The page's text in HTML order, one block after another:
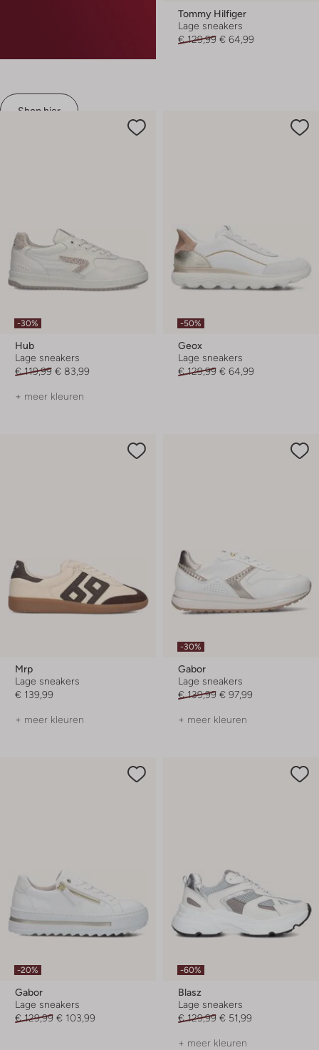
Shop hier
Tommy Hilfiger
Lage sneakers
€ 129,99 € 64,99
-30%
Hub
Lage sneakers
€ 119,99 € 83,99
+ meer kleuren
-50%
Geox
Lage sneakers
€ 129,99 € 64,99
Mrp
Lage sneakers
€ 139,99
+ meer kleuren
-30%
Gabor
Lage sneakers
€ 139,99 € 97,99
+ meer kleuren
-20%
Gabor
Lage sneakers
€ 129,99 € 103,99
-60%
Blasz
Lage sneakers
€ 129,99 € 51,99
+ meer kleuren